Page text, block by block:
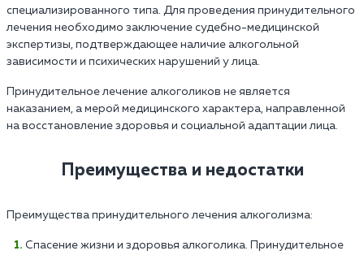
специализированного типа. Для проведения принудительного
лечения необходимо заключение судебно-медицинской
экспертизы, подтверждающее наличие алкогольной
зависимости и психических нарушений у лица.
Принудительное лечение алкоголиков не является
наказанием, а мерой медицинского характера, направленной
на восстановление здоровья и социальной адаптации лица.
Преимущества и недостатки
Преимущества принудительного лечения алкоголизма:
Спасение жизни и здоровья алкоголика. Принудительное